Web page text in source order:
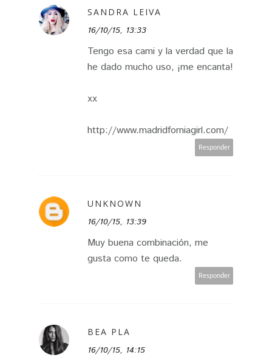
SANDRA LEIVA
16/10/15, 13:33
Tengo esa cami y la verdad que la
he dado mucho uso, ¡me encanta!
xx
http://www.madridforniagirl.com/
Responder
UNKNOWN
16/10/15, 13:39
Muy buena combinación, me
gusta como te queda.
Responder
BEA PLA
16/10/15, 14:15